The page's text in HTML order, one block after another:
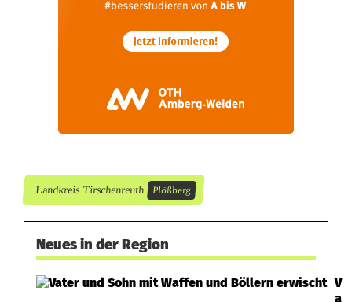
Landkreis Tirschenreuth Plößberg
Neues in der Region
V
a